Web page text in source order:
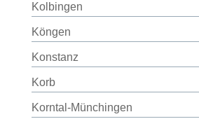
Kolbingen
Köngen
Konstanz
Korb
Korntal-Münchingen